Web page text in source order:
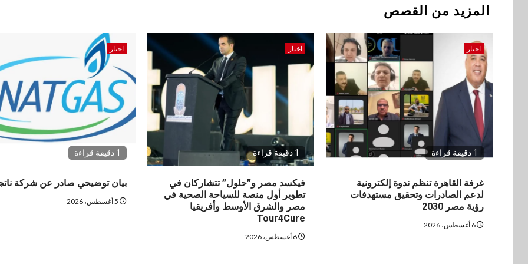
المزيد من القصص
اخبار
1 دقيقة قراءة
غرفة القاهرة تنظم ندوة إلكترونية
لدعم الصادرات وتحقيق مستهدفات
رؤية مصر 2030
اخبار
1 دقيقة قراءة
فيكسد مصر و”حلول” تتشاركان في
تطوير أول منصة للسياحة الصحية في
مصر والشرق الأوسط وأفريقيا
Tour4Cure
6 أغسطس، 2026
اخبار
1 دقيقة قراءة
بيان توضيحي صادر عن شركة